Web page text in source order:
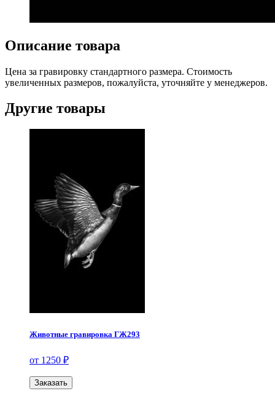
Описание товара
Цена за гравировку стандартного размера. Стоимость
увеличенных размеров, пожалуйста, уточняйте у менеджеров.
Другие товары
Животные гравировка ГЖ293
от 1250 ₽
Заказать